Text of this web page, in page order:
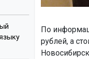
По
рублей, а